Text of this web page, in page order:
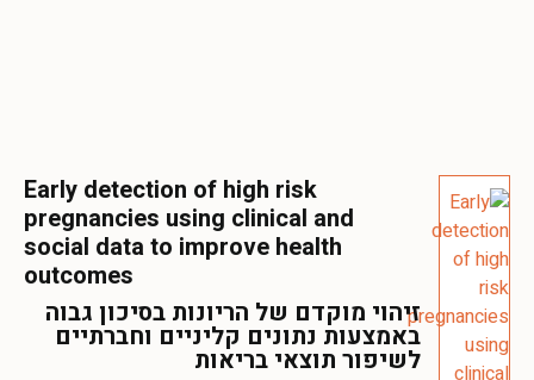
Early detection of high risk
pregnancies using clinical and
social data to improve health
outcomes
זיהוי מוקדם של הריונות בסיכון גבוה
באמצעות נתונים קליניים וחברתיים
לשיפור תוצאי בריאות